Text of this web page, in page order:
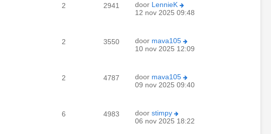
2 2941 door LennieK
12 nov 2025 09:48
2 3550 door mava105
10 nov 2025 12:09
2 4787 door mava105
09 nov 2025 09:40
6 4983 door stimpy
06 nov 2025 18:22